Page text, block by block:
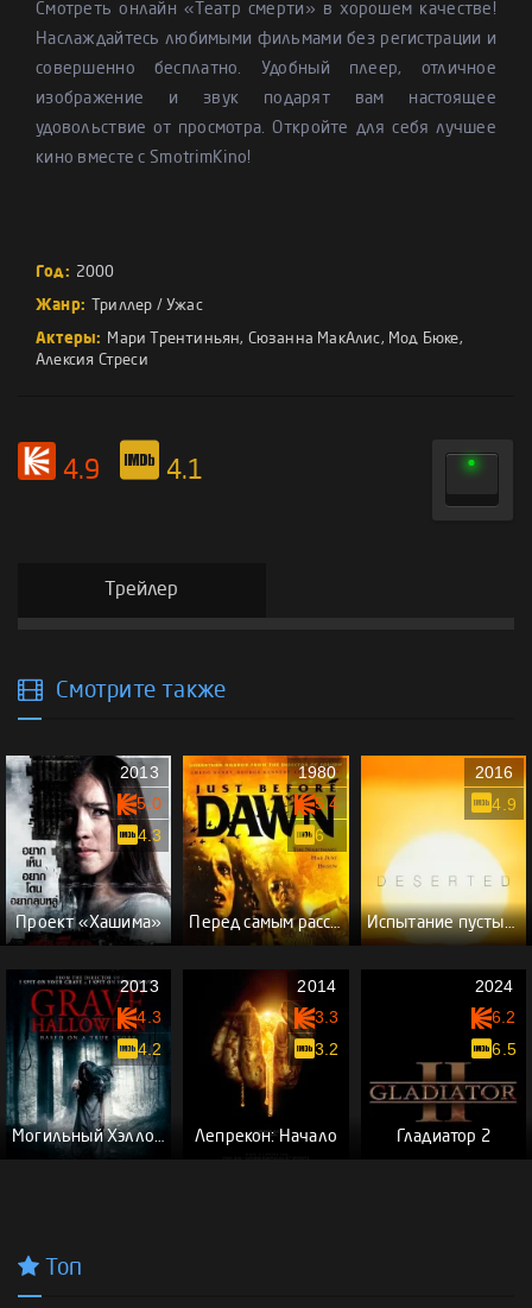
Смотреть онлайн «Театр смерти» в хорошем качестве!
Наслаждайтесь любимыми фильмами без регистрации и
совершенно бесплатно. Удобный плеер, отличное
изображение и звук подарят вам настоящее
удовольствие от просмотра. Откройте для себя лучшее
кино вместе с SmotrimKino!
Год: 2000
Жанр: Триллер / Ужас
Актеры: Мари Трентиньян, Сюзанна МакАлис, Мод Бюке,
Алексия Стреси
4.9 4.1
Трейлер
Смотрите также
Проект «Хашима»
2013
5.0
4.3
Перед самым рассветом
1980
5.4
6
Испытание пустыней
2016
4.9
Могильный Хэллоуин
2013
4.3
4.2
Лепрекон: Начало
2014
3.3
3.2
Гладиатор 2
2024
6.2
6.5
Топ